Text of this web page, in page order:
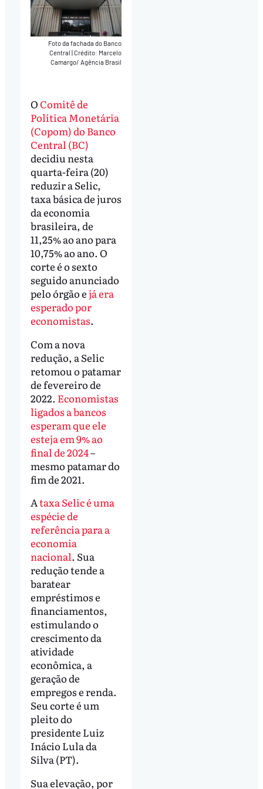
Foto da fachada do Banco
Central|Crédito: Marcelo
Camargo/ Agência Brasil
OComitê de
Política Monetária
(Copom) do Banco
Central (BC)
decidiu nesta
quarta-feira (20)
reduzir a Selic,
taxa básica de juros
da economia
brasileira, de
11,25% ao ano para
10,75% ao ano. O
corte é o sexto
seguido anunciado
pelo órgão ejá era
esperado por
economistas.
Com a nova
redução, a Selic
retomou o patamar
de fevereiro de
2022. Economistas
ligados a bancos
esperam que ele
esteja em 9% ao
final de 2024–
mesmo patamar do
fim de 2021.
Ataxa Selic é uma
espécie de
referência para a
economia
nacional. Sua
redução tende a
baratear
empréstimos e
financiamentos,
estimulando o
crescimento da
atividade
econômica, a
geração de
empregos e renda.
Seu corte é um
pleito do
presidente Luiz
Inácio Lula da
Silva (PT).
Sua elevação, por